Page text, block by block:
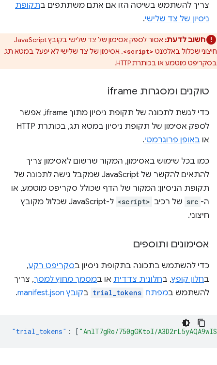
צריך להשתמש בשיטה הזו אם אתם משתתפים בתקופת
ניסיון של צד שלישי.
חשוב לדעת:
אסור לספק אסימון של צד שלישי בקובץ JavaScript
חיצוני שכלול באלמנט <script>. אסימון של צד שלישי לא יפעל במטא תג,
בסקריפט מוטמע או בכותרת HTTP.
טוקנים ומסגרות iframe
כדי לגשת לתכונה של תקופת ניסיון מתוך iframe, אפשר
לספק אסימון של תקופת ניסיון במטא תג, בכותרת HTTP
או באופן פרוגרמטי.
כמו בכל שימוש באסימון, המקור שרשום לאסימון צריך
להתאים להקשר של JavaScript שמקבל גישה לתכונה של
תקופת הניסיון: המקור של הדף שכולל סקריפט מוטמע, או
ה- src של רכיב <script>
ל-JavaScript שכלול מקובץ
חיצוני.
אסימונים ותוספים
כדי להשתמש בתכונה בתקופת ניסיון בסקריפט רקע,
בחלון קופץ, בחלונית צדדית או במסמך מחוץ למסך, צריך
להשתמש במפתח trial_tokens בקובץ manifest.json .
"trial_tokens" : [ "AnlT7gRo/750gGKtoI/